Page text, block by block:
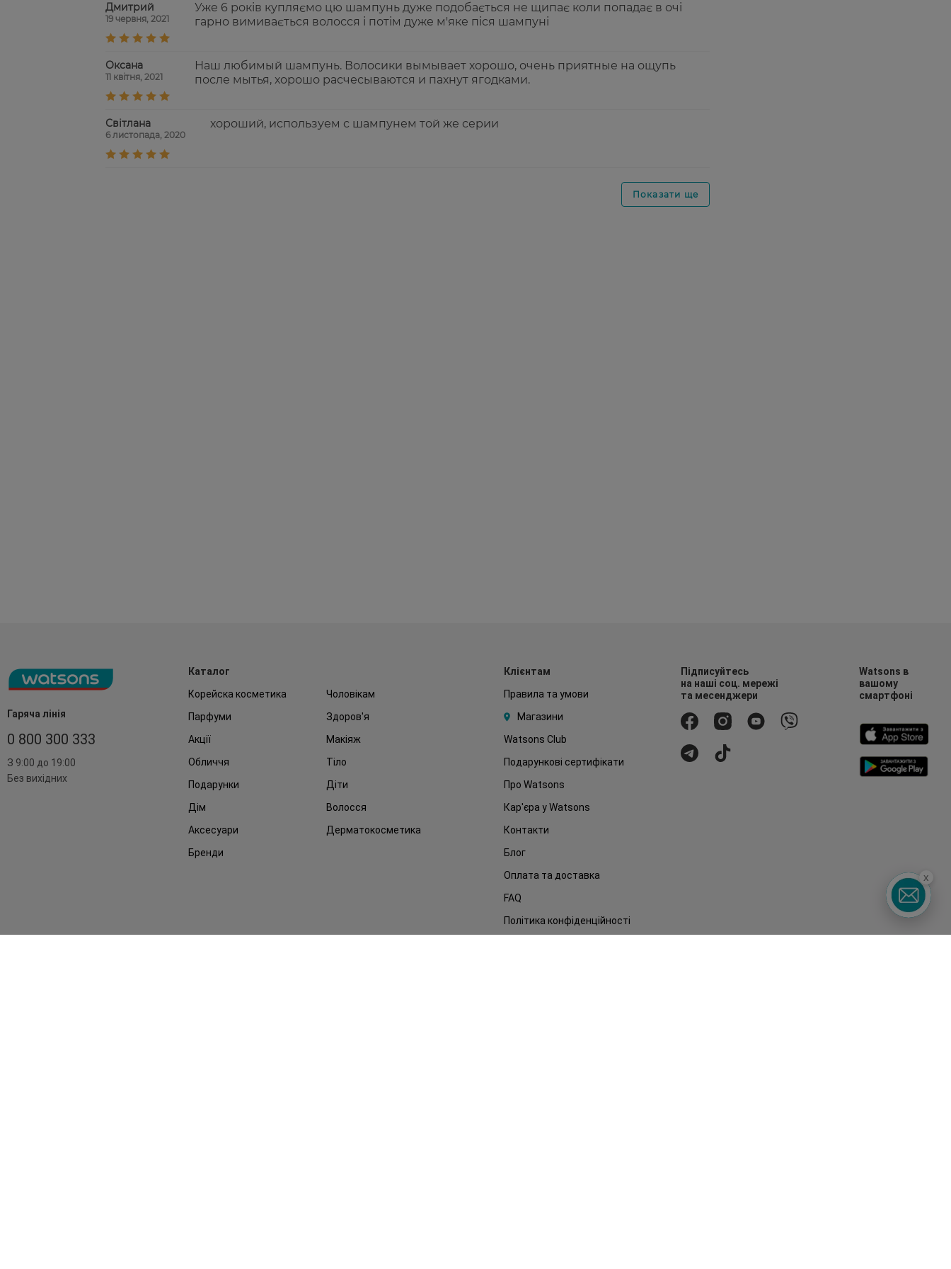
Дмитрий
19 червня, 2021
Уже 6 років купляємо цю шампунь дуже подобається не щипає коли попадає в очі
гарно вимивається волосся і потім дуже м'яке піся шампуні
Оксана
11 квітня, 2021
Наш любимый шампунь. Волосики вымывает хорошо, очень приятные на ощупь
после мытья, хорошо расчесываются и пахнут ягодками.
Світлана
6 листопада, 2020
хороший, используем с шампунем той же серии
Показати ще
Гаряча лінія
0 800 300 333
З 9:00 до 19:00
Без вихідних
Каталог
Корейска косметика
Чоловікам
Парфуми
Здоров'я
Акції
Макіяж
Обличчя
Тіло
Подарунки
Діти
Дім
Волосся
Аксесуари
Дерматокосметика
Бренди
Клієнтам
Правила та умови
Магазини
Watsons Club
Подарункові сертифікати
Про Watsons
Кар'єра у Watsons
Контакти
Блог
Оплата та доставка
FAQ
Політика конфіденційності
Підписуйтесь
на наші соц. мережі
та месенджери
Watsons в
вашому
смартфоні
x